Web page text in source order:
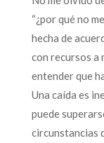
“¿por qué no
hecha de
con recursos a
entender que
Una caída es
puede
circunstancias